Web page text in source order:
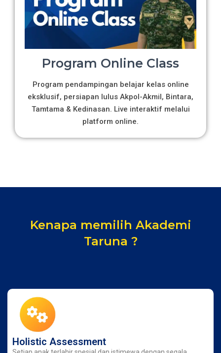
Program Online Class
Program pendampingan belajar kelas online
eksklusif, persiapan lulus Akpol-Akmil, Bintara,
Tamtama & Kedinasan. Live interaktif melalui
platform online.
Kenapa memilih Akademi
Taruna ?
Holistic Assessment